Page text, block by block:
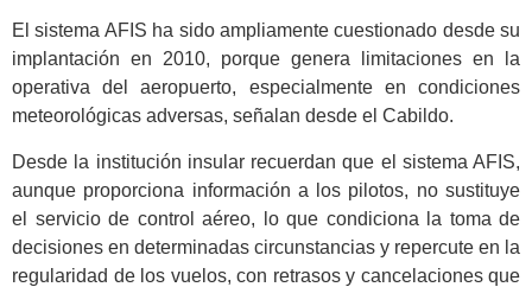
El sistema AFIS ha sido ampliamente cuestionado desde su
implantación en 2010, porque genera limitaciones en la
operativa del aeropuerto, especialmente en condiciones
meteorológicas adversas, señalan desde el Cabildo.
Desde la institución insular recuerdan que el sistema AFIS,
aunque proporciona información a los pilotos, no sustituye
el servicio de control aéreo, lo que condiciona la toma de
decisiones en determinadas circunstancias y repercute en la
regularidad de los vuelos, con retrasos y cancelaciones que